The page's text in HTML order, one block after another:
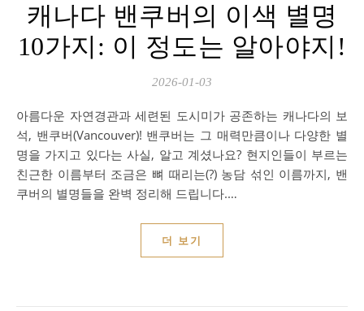
캐나다 밴쿠버의 이색 별명
10가지: 이 정도는 알아야지!
2026-01-03
아름다운 자연경관과 세련된 도시미가 공존하는 캐나다의 보
석, 밴쿠버(Vancouver)! 밴쿠버는 그 매력만큼이나 다양한 별
명을 가지고 있다는 사실, 알고 계셨나요? 현지인들이 부르는
친근한 이름부터 조금은 뼈 때리는(?) 농담 섞인 이름까지, 밴
쿠버의 별명들을 완벽 정리해 드립니다.…
더 보기